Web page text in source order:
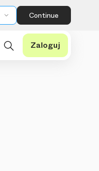
Continue
Zaloguj